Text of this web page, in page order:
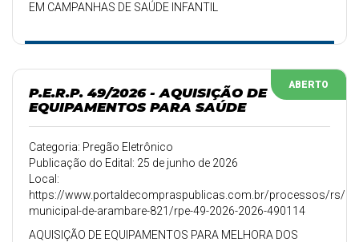
EM CAMPANHAS DE SAÚDE INFANTIL
ABERTO
P.E.R.P. 49/2026 - AQUISIÇÃO DE
EQUIPAMENTOS PARA SAÚDE
Categoria: Pregão Eletrônico
Publicação do Edital: 25 de junho de 2026
Local:
https://www.portaldecompraspublicas.com.br/processos/rs/
municipal-de-arambare-821/rpe-49-2026-2026-490114
AQUISIÇÃO DE EQUIPAMENTOS PARA MELHORA DOS